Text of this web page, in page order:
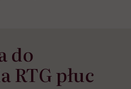
do
RTG płuc